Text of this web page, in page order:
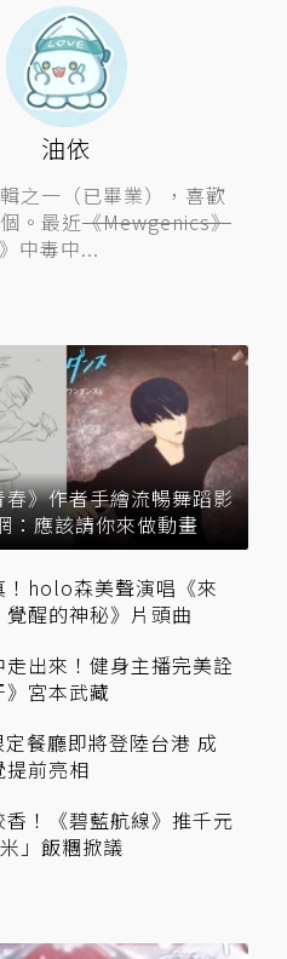
油依
之一（已畢業），喜歡
。最近《Mewgenics》
中毒中...
春》作者手繪流暢舞蹈影
：應該請你來做動畫
！holo森美聲演唱《來
覺醒的神秘》片頭曲
出來！健身主播完美詮
》宮本武藏
定餐廳即將登陸台港 成
提前亮相
香！《碧藍航線》推千元
米」飯糰掀議